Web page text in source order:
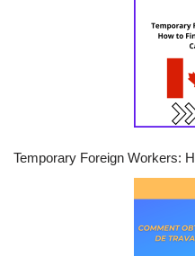
Temporary Foreign Workers: